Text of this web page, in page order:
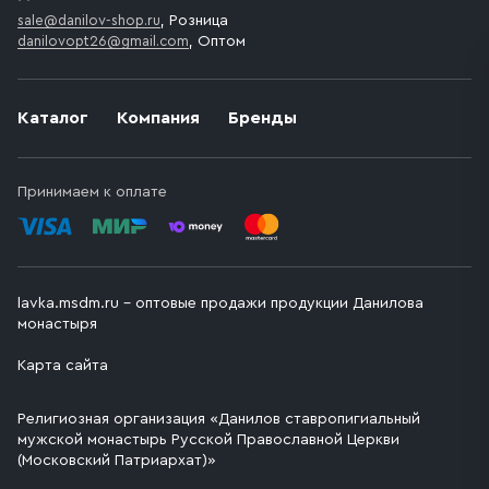
Каталог Компания Бренды
Принимаем к оплате
sale@danilov-shop.ru, Розница
danilovopt26@gmail.com, Оптом
lavka.msdm.ru – оптовые продажи продукции Данилова
монастыря
Карта сайта
Религиозная организация «Данилов ставропигиальный
мужской монастырь Русской Православной Церкви
(Московский Патриархат)»